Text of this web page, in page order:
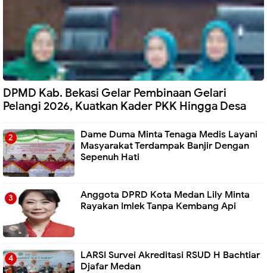
DPMD Kab. Bekasi Gelar Pembinaan Gelari
Pelangi 2026, Kuatkan Kader PKK Hingga Desa
Dame Duma Minta Tenaga Medis Layani
Masyarakat Terdampak Banjir Dengan
Sepenuh Hati
Anggota DPRD Kota Medan Lily Minta
Rayakan Imlek Tanpa Kembang Api
LARSI Survei Akreditasi RSUD H Bachtiar
Djafar Medan